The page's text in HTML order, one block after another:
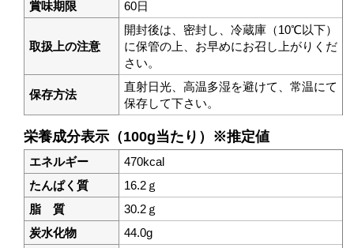
賞味期限
60日
取扱上の注意
開封後は、密封し、冷蔵庫（10℃以下）
に保管の上、お早めにお召し上がりくだ
さい。
保存方法
直射日光、高温多湿を避けて、常温にて
保存して下さい。
栄養成分表示（100g当たり）※推定値
エネルギー
470kcal
たんぱく質
16.2ｇ
脂 質
30.2ｇ
炭水化物
44.0g